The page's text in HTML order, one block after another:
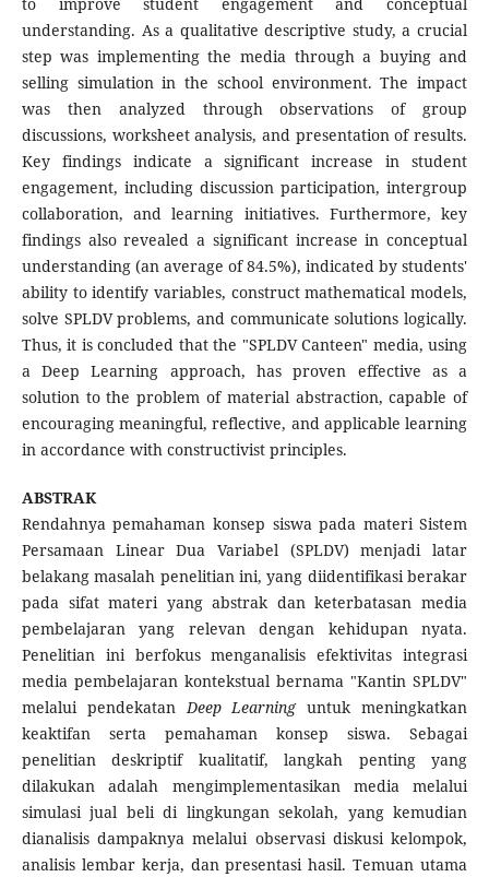
understanding. As a qualitative descriptive study, a crucial
step was implementing the media through a buying and
selling simulation in the school environment. The impact
was then analyzed through observations of group
discussions, worksheet analysis, and presentation of results.
Key findings indicate a significant increase in student
engagement, including discussion participation, intergroup
collaboration, and learning initiatives. Furthermore, key
findings also revealed a significant increase in conceptual
understanding (an average of 84.5%), indicated by students'
ability to identify variables, construct mathematical models,
solve SPLDV problems, and communicate solutions logically.
Thus, it is concluded that the "SPLDV Canteen" media, using
a Deep Learning approach, has proven effective as a
solution to the problem of material abstraction, capable of
encouraging meaningful, reflective, and applicable learning
in accordance with constructivist principles.
ABSTRAK
Rendahnya pemahaman konsep siswa pada materi Sistem
Persamaan Linear Dua Variabel (SPLDV) menjadi latar
belakang masalah penelitian ini, yang diidentifikasi berakar
pada sifat materi yang abstrak dan keterbatasan media
pembelajaran yang relevan dengan kehidupan nyata.
Penelitian ini berfokus menganalisis efektivitas integrasi
media pembelajaran kontekstual bernama "Kantin SPLDV"
melalui pendekatanDeep Learninguntuk meningkatkan
keaktifan serta pemahaman konsep siswa. Sebagai
penelitian deskriptif kualitatif, langkah penting yang
dilakukan adalah mengimplementasikan media melalui
simulasi jual beli di lingkungan sekolah, yang kemudian
dianalisis dampaknya melalui observasi diskusi kelompok,
analisis lembar kerja, dan presentasi hasil. Temuan utama